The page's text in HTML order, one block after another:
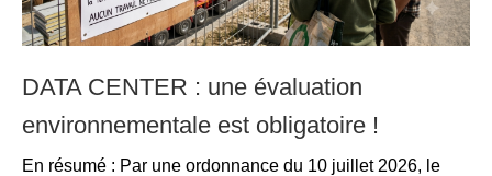
DATA CENTER : une évaluation
environnementale est obligatoire !
En résumé : Par une ordonnance du 10 juillet 2026, le